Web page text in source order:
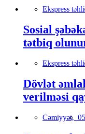
Ekspress
Sosial
tətbiq
Ekspress
Dövlət
verilməsi
Cəmiyyət,